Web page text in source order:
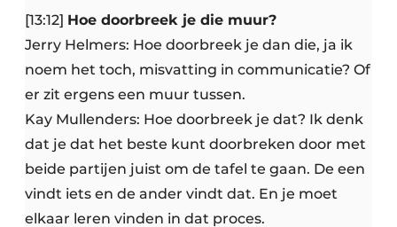
[13:12] Hoe doorbreek je die muur?
Jerry Helmers: Hoe doorbreek je dan die, ja ik
noem het toch, misvatting in communicatie? Of
er zit ergens een muur tussen.
Kay Mullenders: Hoe doorbreek je dat? Ik denk
dat je dat het beste kunt doorbreken door met
beide partijen juist om de tafel te gaan. De een
vindt iets en de ander vindt dat. En je moet
elkaar leren vinden in dat proces.